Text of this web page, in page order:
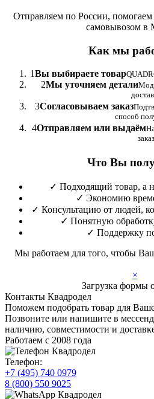
Отправляем по России,
самовывозом в
Как мы
1Вы выбираете товар
2Мы уточняем детали
3Согласовываем заказ
способ
4Отправляем или выдаём
Что Вы
✓ Подходящий товар, а
✓ Экономию
✓ Консультацию от людей,
✓ Понятную
✓ Поддержку
Мы работаем для того, чтобы
×
Загрузка формы
Контакты Квадродел
Поможем подобрать товар для
Позвоните или напишите в
наличию, совместимости и
Работаем с 2008 года
Телефон:
+7 (495) 740 0979
8 (800) 550 9025